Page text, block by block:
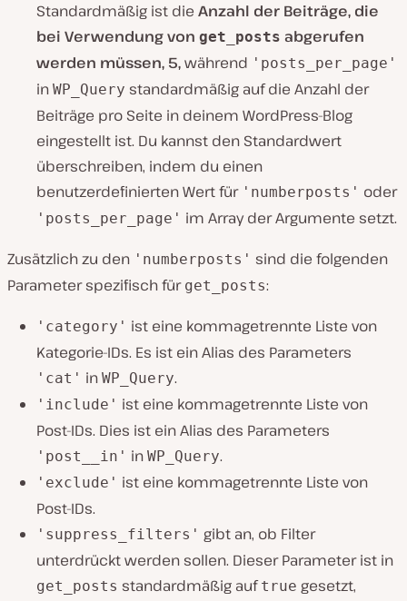
Standardmäßig ist die Anzahl der Beiträge, die
bei Verwendung von get_posts abgerufen
werden müssen, 5,während 'posts_per_page'
in WP_Query standardmäßig auf die Anzahl der
Beiträge pro Seite in deinem WordPress-Blog
eingestellt ist. Du kannst den Standardwert
überschreiben, indem du einen
benutzerdefinierten Wert für 'numberposts' oder
'posts_per_page' im Array der Argumente setzt.
Zusätzlich zu den 'numberposts' sind die folgenden
Parameter spezifisch für get_posts:
'category' ist eine kommagetrennte Liste von
Kategorie-IDs. Es ist ein Alias des Parameters
'cat' in WP_Query.
'include' ist eine kommagetrennte Liste von
Post-IDs. Dies ist ein Alias des Parameters
'post__in' in WP_Query.
'exclude' ist eine kommagetrennte Liste von
Post-IDs.
'suppress_filters' gibt an, ob Filter
unterdrückt werden sollen. Dieser Parameter ist in
get_posts standardmäßig auftrue gesetzt,